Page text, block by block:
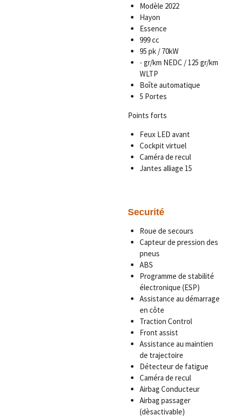
Modèle 2022
Hayon
Essence
999 cc
95 pk / 70kW
- gr/km NEDC / 125 gr/km
WLTP
Boîte automatique
5 Portes
Points forts
Feux LED avant
Cockpit virtuel
Caméra de recul
Jantes alliage 15
Securité
Roue de secours
Capteur de pression des
pneus
ABS
Programme de stabilité
électronique (ESP)
Assistance au démarrage
en côte
Traction Control
Front assist
Assistance au maintien
de trajectoire
Détecteur de fatigue
Caméra de recul
Airbag Conducteur
Airbag passager
(dèsactivable)